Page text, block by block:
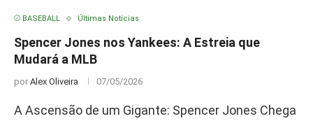
⚾ BASEBALL Últimas Notícias
Spencer Jones nos Yankees: A Estreia que
Mudará a MLB
por Alex Oliveira 07/05/2026
A Ascensão de um Gigante: Spencer Jones Chega